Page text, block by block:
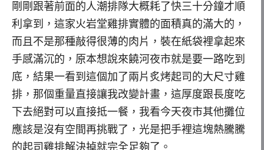
剛剛跟著前面的人潮排隊大概耗了快三十分鐘才順
利拿到，這家火岩堂雞排實體的面積真的滿大的，
而且不是那種敲得很薄的肉片，裝在紙袋裡拿起來
手感滿沉的，原本想說來饒河夜市就是要一路吃到
底，結果一看到這個加了兩片炙烤起司的大尺寸雞
排，那個重量直接讓我改變計畫，這厚度跟長度吃
下去絕對可以直接抵一餐，我看今天夜市其他攤位
應該是沒有空間再挑戰了，光是把手裡這塊熱騰騰
的起司雞排解決掉就完全足夠了。